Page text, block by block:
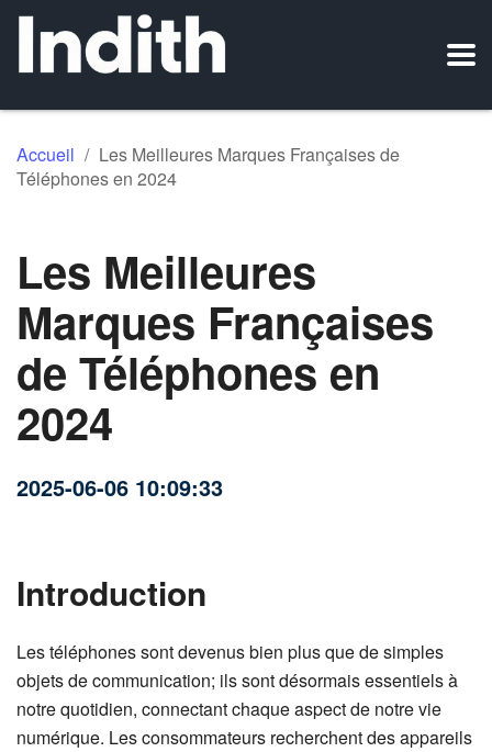
Accueil / Les Meilleures Marques Françaises de
Téléphones en 2024
Les Meilleures
Marques Françaises
de Téléphones en
2024
2025-06-06 10:09:33
Introduction
Les téléphones sont devenus bien plus que de simples
objets de communication; ils sont désormais essentiels à
notre quotidien, connectant chaque aspect de notre vie
numérique. Les consommateurs recherchent des appareils